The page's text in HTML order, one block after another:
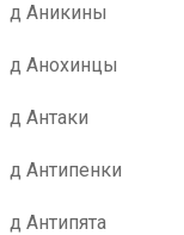
д Аникины
д Анохинцы
д Антаки
д Антипенки
д Антипята